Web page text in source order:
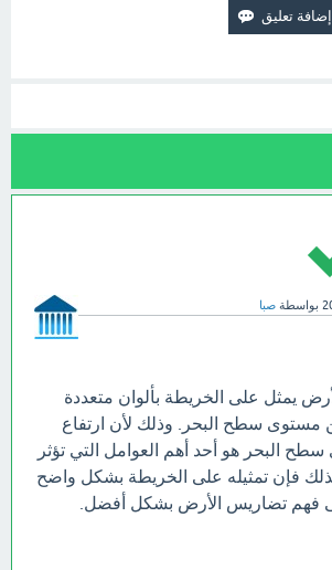
بواسطة صبا
يمثل على الخريطة بألوان متعددة
سطح البحر. وذلك لأن ارتفاع
البحر هو أحد أهم العوامل التي تؤثر
فإن تمثيله على الخريطة بشكل واضح
فهم تضاريس الأرض بشكل أفضل.